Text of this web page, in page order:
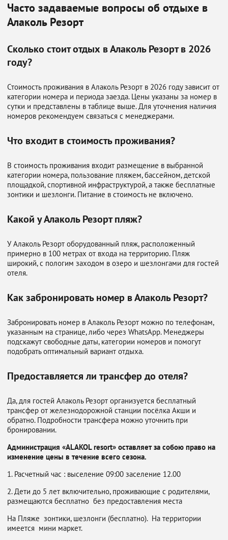
Часто задаваемые вопросы об отдыхе в
Алаколь Резорт
Сколько стоит отдых в Алаколь Резорт в 2026
году?
Стоимость проживания в Алаколь Резорт в 2026 году зависит от
категории номера и периода заезда. Цены указаны за номер в
сутки и представлены в таблице выше. Для уточнения наличия
номеров рекомендуем связаться с менеджерами.
Что входит в стоимость проживания?
В стоимость проживания входит размещение в выбранной
категории номера, пользование пляжем, бассейном, детской
площадкой, спортивной инфраструктурой, а также бесплатные
зонтики и шезлонги. Питание в стоимость не включено.
Какой у Алаколь Резорт пляж?
У Алаколь Резорт оборудованный пляж, расположенный
примерно в 100 метрах от входа на территорию. Пляж
широкий, с пологим заходом в озеро и шезлонгами для гостей
отеля.
Как забронировать номер в Алаколь Резорт?
Забронировать номер в Алаколь Резорт можно по телефонам,
указанным на странице, либо через WhatsApp. Менеджеры
подскажут свободные даты, категории номеров и помогут
подобрать оптимальный вариант отдыха.
Предоставляется ли трансфер до отеля?
Да, для гостей Алаколь Резорт организуется бесплатный
трансфер от железнодорожной станции посёлка Акши и
обратно. Подробности трансфера можно уточнить при
бронировании.
Администрация «ALAKOL resort» оставляет за собою право на
изменение цены в течение всего сезона.
1. Расчетный час : выселение 09:00 заселение 12.00
2. Дети до 5 лет включительно, проживающие с родителями,
размещаются бесплатно без предоставления места
На Пляже зонтики, шезлонги (бесплатно). На территории
имеется мини маркет.